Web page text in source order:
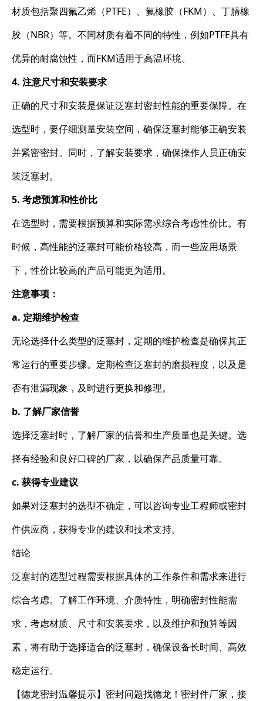
材质包括聚四氟乙烯（PTFE）、氟橡胶（FKM）、丁腈橡
胶（NBR）等。不同材质有着不同的特性，例如PTFE具有
优异的耐腐蚀性，而FKM适用于高温环境。
4. 注意尺寸和安装要求
正确的尺寸和安装是保证泛塞封密封性能的重要保障。在
选型时，要仔细测量安装空间，确保泛塞封能够正确安装
并紧密密封。同时，了解安装要求，确保操作人员正确安
装泛塞封。
5. 考虑预算和性价比
在选型时，需要根据预算和实际需求综合考虑性价比。有
时候，高性能的泛塞封可能价格较高，而一些应用场景
下，性价比较高的产品可能更为适用。
注意事项：
a. 定期维护检查
无论选择什么类型的泛塞封，定期的维护检查是确保其正
常运行的重要步骤。定期检查泛塞封的磨损程度，以及是
否有泄漏现象，及时进行更换和修理。
b. 了解厂家信誉
选择泛塞封时，了解厂家的信誉和生产质量也是关键。选
择有经验和良好口碑的厂家，以确保产品质量可靠。
c. 获得专业建议
如果对泛塞封的选型不确定，可以咨询专业工程师或密封
件供应商，获得专业的建议和技术支持。
结论
泛塞封的选型过程需要根据具体的工作条件和需求来进行
综合考虑。了解工作环境、介质特性，明确密封性能需
求，考虑材质、尺寸和安装要求，以及维护和预算等因
素，将有助于选择适合的泛塞封，确保设备长时间、高效
稳定运行。
【德龙密封温馨提示】密封问题找德龙！密封件厂家，接